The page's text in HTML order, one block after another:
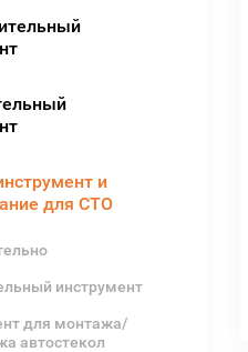
и
для СТО
инструмент
для монтажа/
автостекол